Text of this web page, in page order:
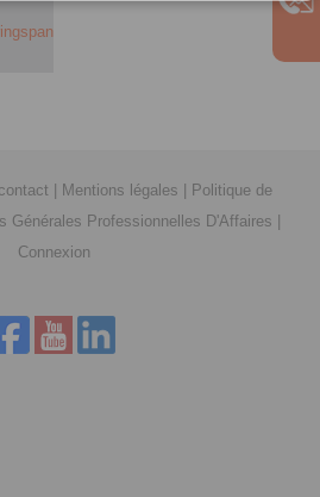
| Mentions légales | Politique de
Générales Professionnelles D'Affaires |
Connexion